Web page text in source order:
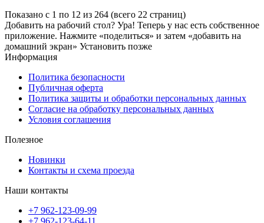
Показано с 1 по 12 из 264 (всего 22 страниц)
Добавить на рабочий стол? Ура! Теперь у нас есть собственное
приложение. Нажмите «поделиться» и затем «добавить на
домашний экран» Установить позже
Информация
Политика безопасности
Публичная оферта
Политика защиты и обработки персональных данных
Согласие на обработку персональных данных
Условия соглашения
Полезное
Новинки
Контакты и схема проезда
Наши контакты
+7 962-123-09-99
+7 962-123-64-11